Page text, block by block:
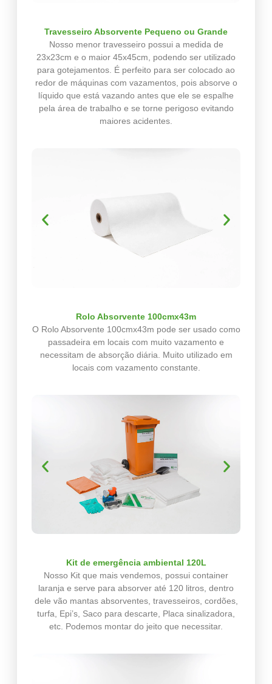
Travesseiro Absorvente Pequeno ou Grande
Nosso menor travesseiro possui a medida de
23x23cm e o maior 45x45cm, podendo ser utilizado
para gotejamentos. É perfeito para ser colocado ao
redor de máquinas com vazamentos, pois absorve o
líquido que está vazando antes que ele se espalhe
pela área de trabalho e se torne perigoso evitando
maiores acidentes.
Rolo Absorvente 100cmx43m
O Rolo Absorvente 100cmx43m pode ser usado como
passadeira em locais com muito vazamento e
necessitam de absorção diária. Muito utilizado em
locais com vazamento constante.
Kit de emergência ambiental 120L
Nosso Kit que mais vendemos, possui container
laranja e serve para absorver até 120 litros, dentro
dele vão mantas absorventes, travesseiros, cordões,
turfa, Epi’s, Saco para descarte, Placa sinalizadora,
etc. Podemos montar do jeito que necessitar.